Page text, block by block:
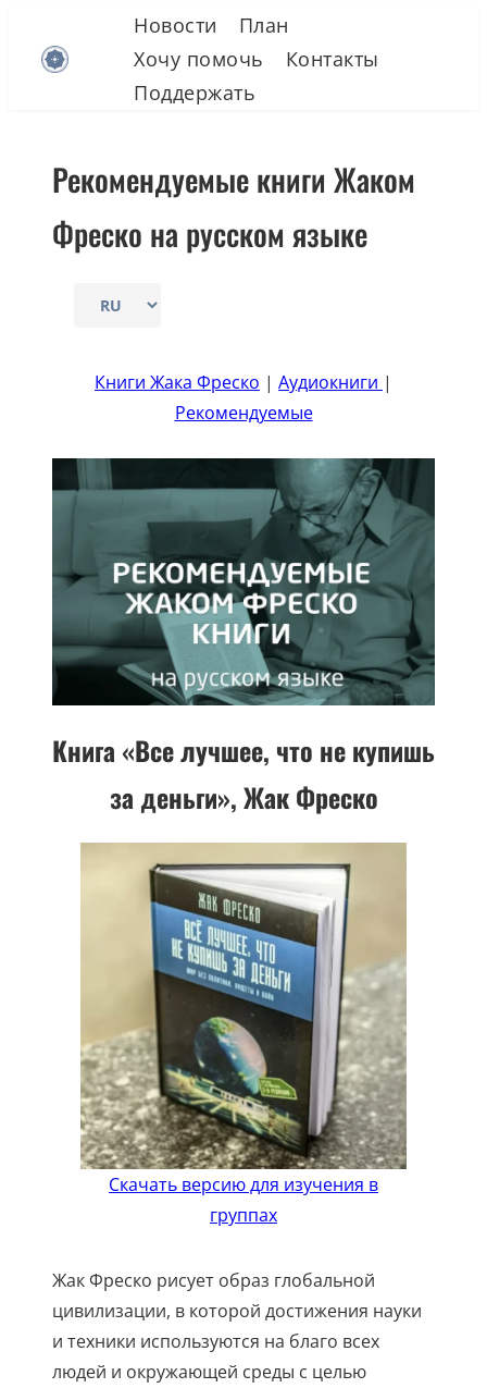
Новости
План
Хочу помочь
Контакты
Поддержать
Рекомендуемые книги Жаком
Фреско на русском языке
Выбрать
Книги Жака Фреско | Аудиокниги |
Рекомендуемые
Книга «Все лучшее, что не купишь
за деньги», Жак Фреско
Скачать версию для изучения в
группах
Жак Фреско рисует образ глобальной
цивилизации, в которой достижения науки
и техники используются на благо всех
людей и окружающей среды с целью